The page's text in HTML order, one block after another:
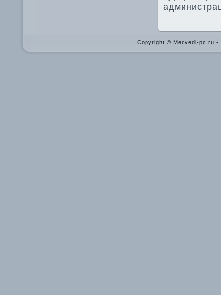
Copyright © Medvedi-pc.ru -